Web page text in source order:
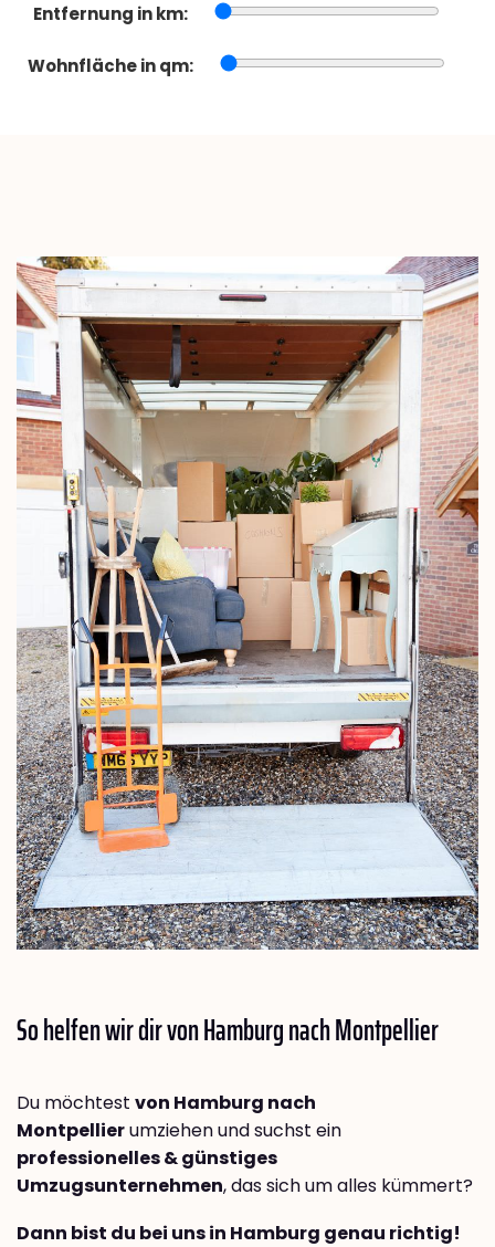
Entfernung in km:
Wohnfläche in qm:
So helfen wir dir von Hamburg nachMontpellier
Du möchtest von Hamburg nach
Montpellierumziehen und suchst ein
professionelles & günstiges
Umzugsunternehmen, das sich um alles kümmert?
Dann bist du bei uns in Hamburg genau richtig!